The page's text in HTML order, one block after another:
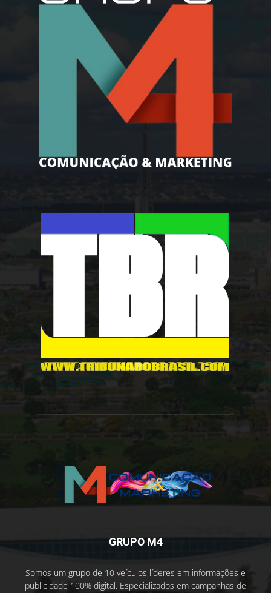
GRUPO M4
Somos um grupo de 10 veículos líderes em informações e
publicidade 100% digital. Especializados em campanhas de